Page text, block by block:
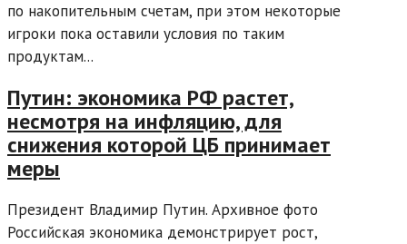
по накопительным счетам, при этом некоторые
игроки пока оставили условия по таким
продуктам...
Путин: экономика РФ растет,
несмотря на инфляцию, для
снижения которой ЦБ принимает
меры
Президент Владимир Путин. Архивное фото
Российская экономика демонстрирует рост,